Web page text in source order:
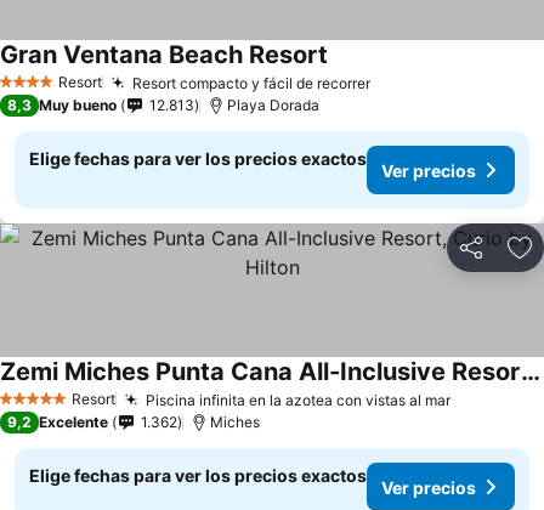
4 EstrellasResort Resort compacto y fácil de recorrer
Gran Ventana Beach Resort
8,3 Muy bueno 12.813 Playa Dorada
Elige fechas para ver los precios exactos
Ver precios
Compartir
5 Estrellas Resort Piscina infinita en la azotea con vistas al mar
Zemi Miches Punta Cana All-Inclusive Resort, Curio by Hilton
9,2 Excelente 1.362 Miches
Elige fechas para ver los precios exactos
Ver precios